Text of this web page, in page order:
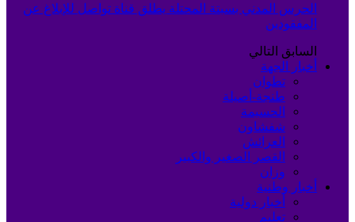
الحرس المدني بسبتة المحتلة يطلق قناة تواصل للإبلاغ عن
المفقودين
السابق التالي
أخبار الجهة
تطوان
طنجة-أصيلة
الحسيمة
شفشاون
العرائش
القصر الصغير والكبير
وزان
أخبار وطنية
أخبار دولية
تعليم